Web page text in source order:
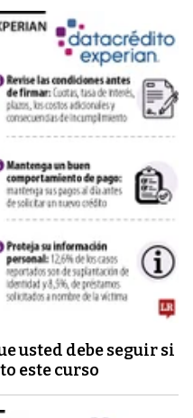
usted debe seguir si
este curso